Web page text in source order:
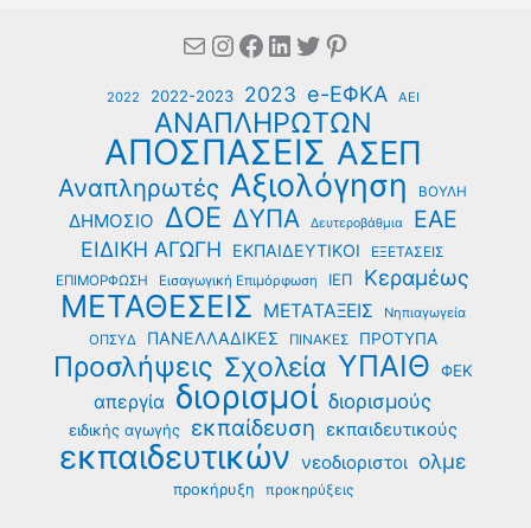
MailInstagram
Facebook
Linkedin
Twitter
Pinterest
2022 2022-2023 2023 e-ΕΦΚΑ ΑΕΙ
ΑΝΑΠΛΗΡΩΤΩΝ
ΑΠΟΣΠΑΣΕΙΣ ΑΣΕΠ
Αναπληρωτές Αξιολόγηση ΒΟΥΛΗ
ΔΗΜΟΣΙΟ ΔΟΕ ΔΥΠΑ Δευτεροβάθμια ΕΑΕ
ΕΙΔΙΚΗ ΑΓΩΓΗ ΕΚΠΑΙΔΕΥΤΙΚΟΙ ΕΞΕΤΑΣΕΙΣ
ΕΠΙΜΟΡΦΩΣΗ Εισαγωγική Επιμόρφωση ΙΕΠ Κεραμέως
ΜΕΤΑΘΕΣΕΙΣ ΜΕΤΑΤΑΞΕΙΣ
Νηπιαγωγεία
ΟΠΣΥΔ
ΠΑΝΕΛΛΑΔΙΚΕΣ ΠΙΝΑΚΕΣ ΠΡΟΤΥΠΑ
Προσλήψεις Σχολεία ΥΠΑΙΘ ΦΕΚ
απεργία διορισμοί διορισμούς
ειδικής αγωγής εκπαίδευση εκπαιδευτικούς
εκπαιδευτικών νεοδιοριστοι ολμε
προκήρυξη προκηρύξεις